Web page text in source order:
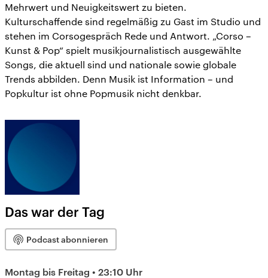
Mehrwert und Neuigkeitswert zu bieten.
Kulturschaffende sind regelmäßig zu Gast im Studio und
stehen im Corsogespräch Rede und Antwort. „Corso –
Kunst & Pop“ spielt musikjournalistisch ausgewählte
Songs, die aktuell sind und nationale sowie globale
Trends abbilden. Denn Musik ist Information – und
Popkultur ist ohne Popmusik nicht denkbar.
Das war der Tag
Podcast abonnieren
Montag bis Freitag • 23:10 Uhr